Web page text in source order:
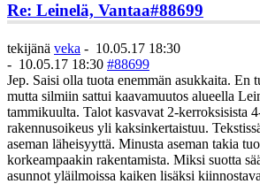
Re: Leinelä, Vantaa#88699
tekijänä veka - 10.05.17 18:30
- 10.05.17 18:30 #88699
Jep. Saisi olla tuota enemmän asukkaita. En
mutta silmiin sattui kaavamuutos alueella
tammikuulta. Talot kasvavat 2-kerroksisista
rakennusoikeus yli kaksinkertaistuu.
aseman läheisyyttä. Minusta aseman takia
korkeampaakin rakentamista. Miksi suotta
asunnot yläilmoissa kaiken lisäksi